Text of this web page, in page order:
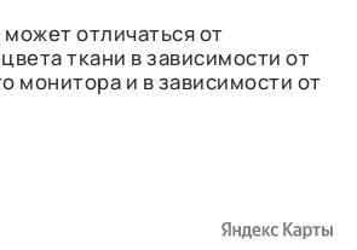
отличаться от
ткани в зависимости от
монитора и в зависимости от